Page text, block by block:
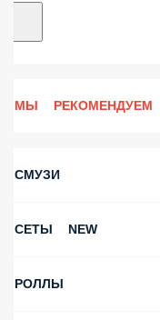
МЫ РЕКОМЕНДУЕМ
СМУЗИ
СЕТЫ NEW
РОЛЛЫ